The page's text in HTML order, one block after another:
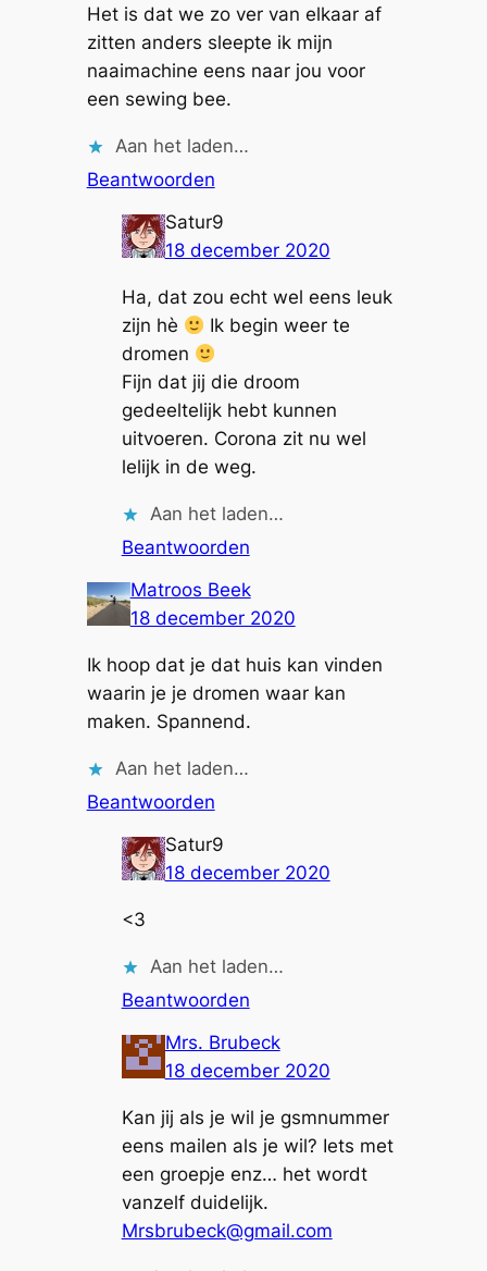
Het is dat we zo ver van elkaar af
zitten anders sleepte ik mijn
naaimachine eens naar jou voor
een sewing bee.
Aan het laden…
Beantwoorden
Satur9
18 december 2020
Ha, dat zou echt wel eens leuk
zijn hè
Ik begin weer te
dromen
Fijn dat jij die droom
gedeeltelijk hebt kunnen
uitvoeren. Corona zit nu wel
lelijk in de weg.
Aan het laden…
Beantwoorden
Matroos Beek
18 december 2020
Ik hoop dat je dat huis kan vinden
waarin je je dromen waar kan
maken. Spannend.
Aan het laden…
Beantwoorden
Satur9
18 december 2020
<3
Aan het laden…
Beantwoorden
Mrs. Brubeck
18 december 2020
Kan jij als je wil je gsmnummer
eens mailen als je wil? Iets met
een groepje enz… het wordt
vanzelf duidelijk.
Mrsbrubeck@gmail.com